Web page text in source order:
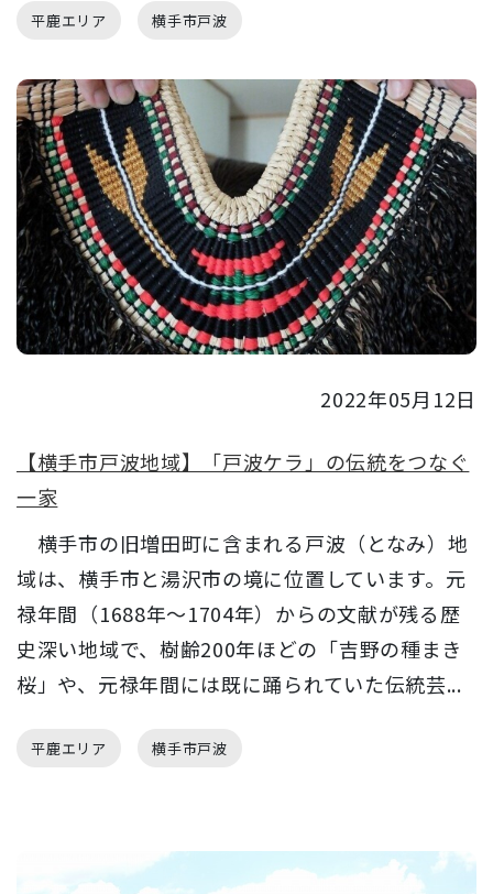
平鹿エリア 横手市戸波
2022年05月12日
【横手市戸波地域】「戸波ケラ」の伝統をつなぐ
一家
横手市の旧増田町に含まれる戸波（となみ）地
域は、横手市と湯沢市の境に位置しています。元
禄年間（1688年～1704年）からの文献が残る歴
史深い地域で、樹齢200年ほどの「吉野の種まき
桜」や、元禄年間には既に踊られていた伝統芸...
平鹿エリア 横手市戸波